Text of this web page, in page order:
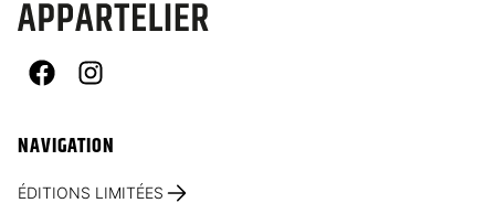
FacebookInstagram
NAVIGATION
ÉDITIONS LIMITÉES